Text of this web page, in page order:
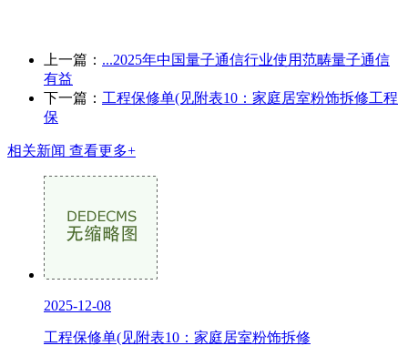
上一篇： ...2025年中国量子通信行业使用范畴量子通信
有益
下一篇： 工程保修单(见附表10：家庭居室粉饰拆修工程
保
相关新闻 查看更多+
2025-12-08
工程保修单(见附表10：家庭居室粉饰拆修